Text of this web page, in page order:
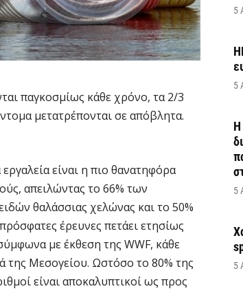
παγκοσμίως κάθε χρόνο, τα 2/3
μετατρέπονται σε απόβλητα.
είναι η πιο θανατηφόρα
απειλώντας το 66% των
θαλάσσιας χελώνας και το 50%
έρευνες πετάει ετησίως
με έκθεση της WWF, κάθε
της Μεσογείου. Ωστόσο το 80% της
είναι αποκαλυπτικοί ως προς
5
5
Η
5
5